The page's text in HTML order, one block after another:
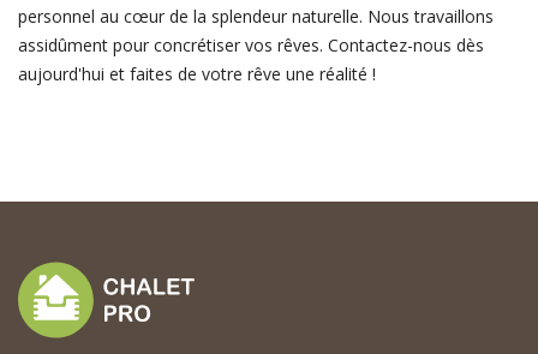
personnel au cœur de la splendeur naturelle. Nous travaillons
assidûment pour concrétiser vos rêves. Contactez-nous dès
aujourd'hui et faites de votre rêve une réalité !